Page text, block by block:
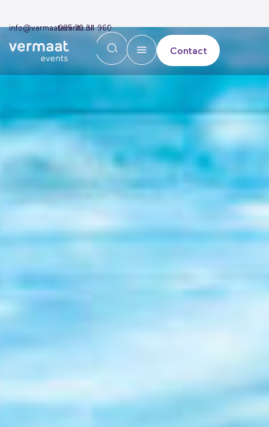
info@vermaatevents.nl
085 30 34 960
Contact